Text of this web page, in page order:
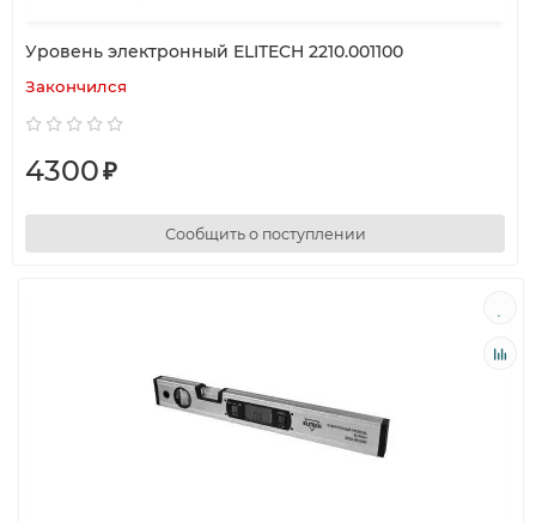
Уровень электронный ELITECH 2210.001100
Закончился
4300₽
Сообщить о поступлении